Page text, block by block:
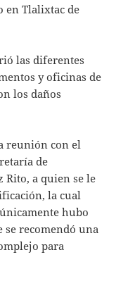
en Tlalixtac de
las diferentes
y oficinas de
los daños
reunión con el
de
a quien se le
la cual
hubo
se recomendó una
para